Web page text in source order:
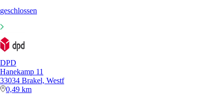
geschlossen
DPD
Hanekamp 11
33034 Brakel, Westf
0,49 km